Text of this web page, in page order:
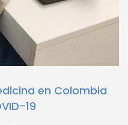
en Colombia
19